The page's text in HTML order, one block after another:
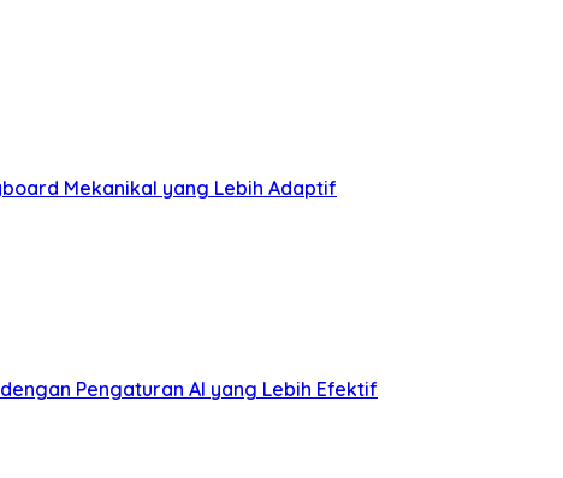
Mekanikal yang Lebih Adaptif
Pengaturan AI yang Lebih Efektif